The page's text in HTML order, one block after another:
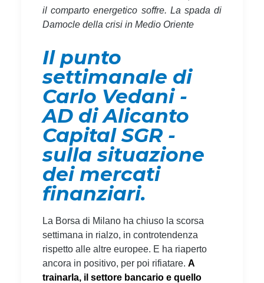
il comparto energetico soffre. La spada di
Damocle della crisi in Medio Oriente
Il punto
settimanale di
Carlo Vedani -
AD di Alicanto
Capital SGR -
sulla situazione
dei mercati
finanziari.
La Borsa di Milano ha chiuso la scorsa
settimana in rialzo, in controtendenza
rispetto alle altre europee. E ha riaperto
ancora in positivo, per poi rifiatare. A
trainarla, il settore bancario e quello